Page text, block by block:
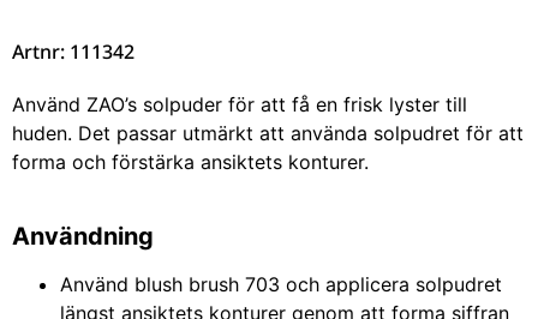
Artnr: 111342
Använd ZAO’s solpuder för att få en frisk lyster till
huden. Det passar utmärkt att använda solpudret för att
forma och förstärka ansiktets konturer.
Användning
Använd blush brush 703 och applicera solpudret
längst ansiktets konturer genom att forma siffran